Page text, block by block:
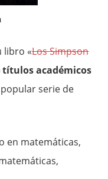
libro «Los Simpson
títulos académicos
serie de
en matemáticas,